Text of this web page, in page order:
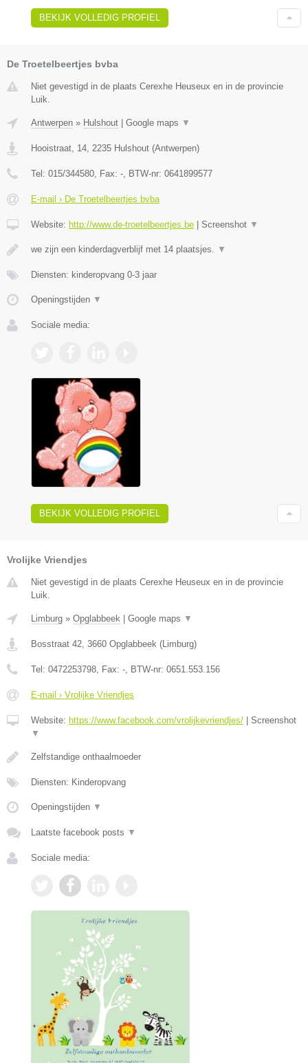
BEKIJK VOLLEDIG PROFIEL
De Troetelbeertjes bvba
Niet gevestigd in de plaats Cerexhe Heuseux en in de provincie
Luik.
Antwerpen » Hulshout Google maps ▼
Hooistraat, 14 2235 Hulshout (Antwerpen)
Tel: 015/344580 , Fax: - , BTW-nr: 0641899577
E-mail › De Troetelbeertjes bvba
Website: http://www.de-troetelbeertjes.be Screenshot ▼
we zijn een kinderdagverblijf met 14 plaatsjes. ▼
Diensten: kinderopvang 0-3 jaar
Openingstijden ▼
Sociale media:
BEKIJK VOLLEDIG PROFIEL
Vrolijke Vriendjes
Niet gevestigd in de plaats Cerexhe Heuseux en in de provincie
Luik.
Limburg » Opglabbeek Google maps ▼
Bosstraat 42 3660 Opglabbeek ( Limburg)
Tel: 0472253798 , Fax: - , BTW-nr: 0651.553.156
E-mail › Vrolijke Vriendjes
Website: https://www.facebook.com/vrolijkevriendjes/
Screenshot
▼
Zelfstandige onthaalmoeder
Diensten: Kinderopvang
Openingstijden ▼
Laatste facebook posts ▼
Sociale media: